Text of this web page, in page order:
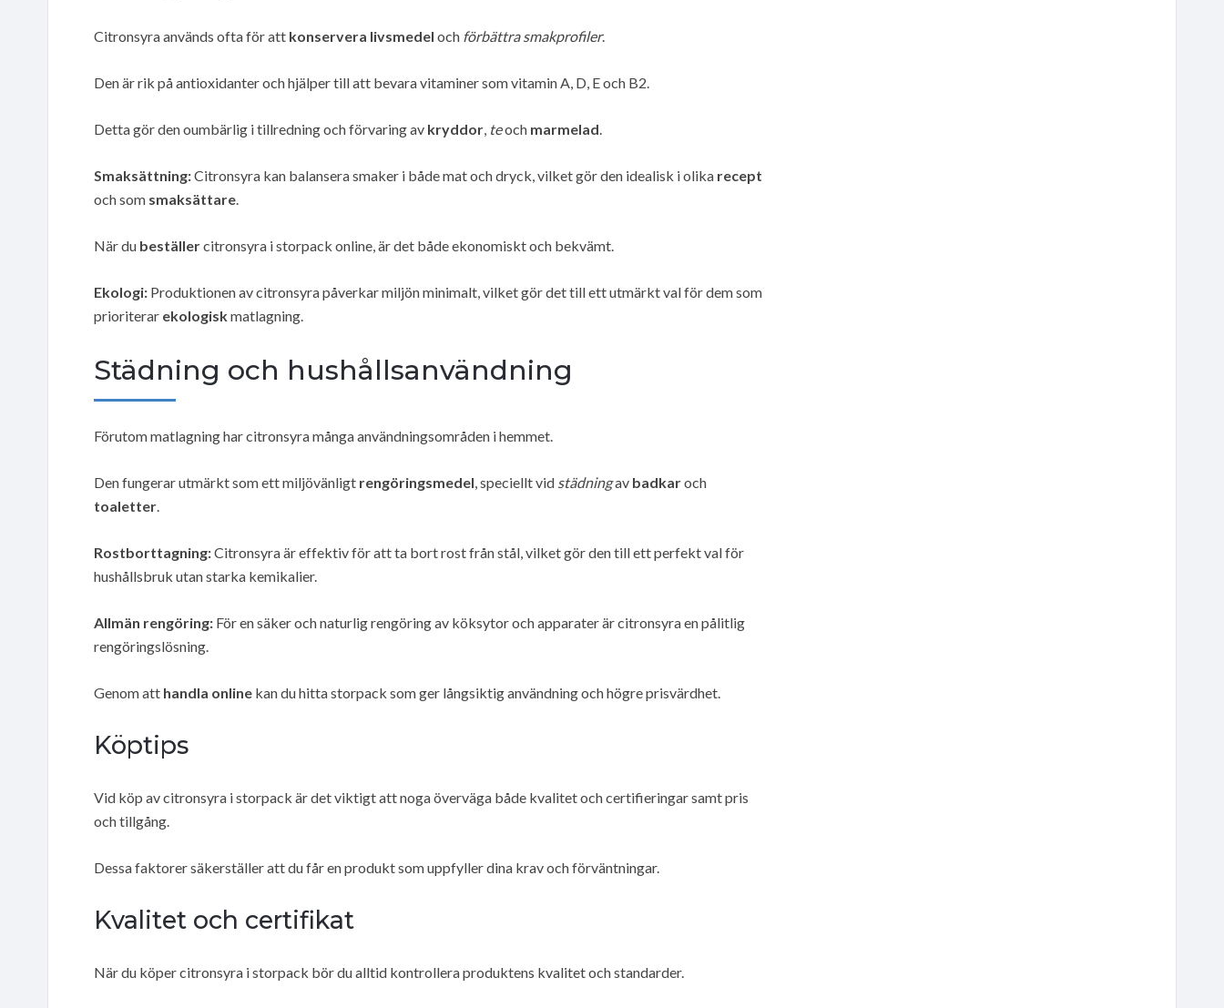
Citronsyra används ofta för att konservera livsmedel och förbättra smakprofiler.
Den är rik på antioxidanter och hjälper till att bevara vitaminer som vitamin A, D, E och B2.
Detta gör den oumbärlig i tillredning och förvaring av kryddor teoch marmelad
Smaksättning:Citronsyra kan balansera smaker i både mat och dryck, vilket gör den idealisk i olika recept
och som smaksättare
När du beställercitronsyra i storpack online, är det både ekonomiskt och bekvämt.
Ekologi: Produktionen av citronsyra påverkar miljön minimalt, vilket gör det till ett utmärkt val för dem som
prioriterar ekologiskmatlagning.
Städning och hushållsanvändning
Förutom matlagning har citronsyra många användningsområden i hemmet.
Den fungerar utmärkt som ett miljövänligt rengöringsmedel , speciellt vid städningav badkaroch
toaletter
Rostborttagning:Citronsyra är effektiv för att ta bort rost från stål, vilket gör den till ett perfekt val för
hushållsbruk utan starka kemikalier.
Allmän rengöring: För en säker och naturlig rengöring av köksytor och apparater är citronsyra en pålitlig
rengöringslösning.
Genom att handla online kan du hitta storpack som ger långsiktig användning och högre prisvärdhet.
Köptips
Vid köp av citronsyra i storpack är det viktigt att noga överväga både kvalitet och certifieringar samt pris
och tillgång.
Dessa faktorer säkerställer att du får en produkt som uppfyller dina krav och förväntningar.
Kvalitet och certifikat
När du köper citronsyra i storpack bör du alltid kontrollera produktens kvalitet och standarder.